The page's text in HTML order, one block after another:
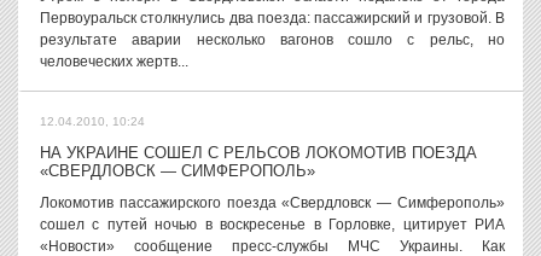
Первоуральск столкнулись два поезда: пассажирский и грузовой. В
результате аварии несколько вагонов сошло с рельс, но
человеческих жертв...
12.04.2010, 10:24
НА УКРАИНЕ СОШЕЛ С РЕЛЬСОВ ЛОКОМОТИВ ПОЕЗДА
«СВЕРДЛОВСК — СИМФЕРОПОЛЬ»
Локомотив пассажирского поезда «Свердловск — Симферополь»
сошел с путей ночью в воскресенье в Горловке, цитирует РИА
«Новости» сообщение пресс-службы МЧС Украины. Как